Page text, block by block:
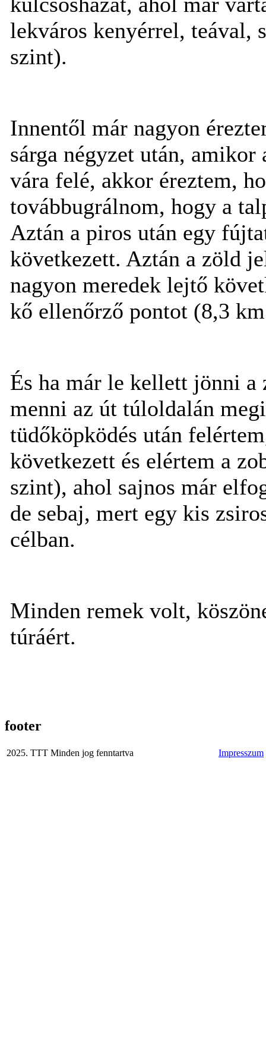
lekváros kenyérrel, teával,
szint).
Innentől már nagyon
sárga négyzet után,
vára felé, akkor éreztem,
továbbugrálnom, hogy a
Aztán a piros után egy
következett. Aztán a zöld
nagyon meredek lejtő
kő ellenőrző pontot (8,3
És ha már le kellett jönni
menni az út túloldalán
tüdőköpködés után
következett és elértem a
szint), ahol sajnos már
de sebaj, mert egy kis
célban.
Minden remek volt,
túráért.
footer
2025. TTT Minden jog fenntartva Impresszum